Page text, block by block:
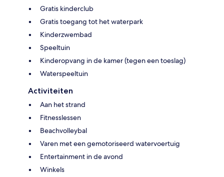
Gratis kinderclub
Gratis toegang tot het waterpark
Kinderzwembad
Speeltuin
Kinderopvang in de kamer (tegen een toeslag)
Waterspeeltuin
Activiteiten
Aan het strand
Fitnesslessen
Beachvolleybal
Varen met een gemotoriseerd watervoertuig
Entertainment in de avond
Winkels